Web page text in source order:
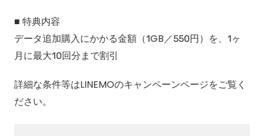
■ 特典内容
データ追加購入にかかる金額（1GB／550円）を、1ヶ
月に最大10回分まで割引
詳細な条件等はLINEMOのキャンペーンページをご覧く
ださい。